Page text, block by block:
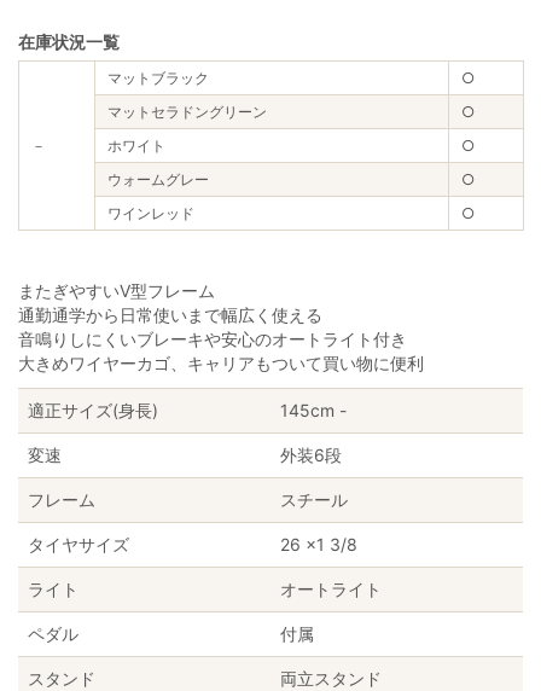
在庫状況一覧
－
マットブラック
○
マットセラドングリーン
○
ホワイト
○
ウォームグレー
○
ワインレッド
○
またぎやすいV型フレーム
通勤通学から日常使いまで幅広く使える
音鳴りしにくいブレーキや安心のオートライト付き
大きめワイヤーカゴ、キャリアもついて買い物に便利
適正サイズ(身長) 145cm -
変速 外装6段
フレーム スチール
タイヤサイズ 26 ×1 3/8
ライト オートライト
ペダル 付属
スタンド 両立スタンド